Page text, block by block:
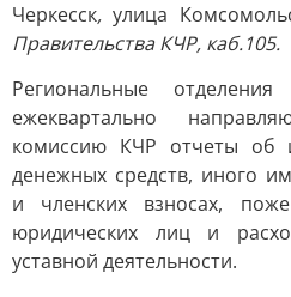
Черкесск,улица
Правительства КЧР, каб.105.
Региональные
ежеквартально
комиссию КЧР отчеты об
денежных средств, иного
и членских взносах,
юридических лиц и
уставной деятельности.